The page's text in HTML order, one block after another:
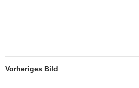
Vorheriges Bild